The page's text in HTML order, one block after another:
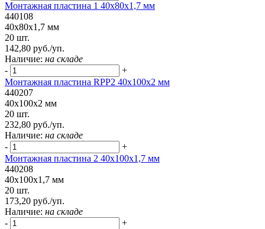
Монтажная пластина 1 40x80x1,7 мм
440108
40x80x1,7 мм
20 шт.
142,80 руб./уп.
Наличие: на складе
-
+
Монтажная пластина RPP2 40x100x2 мм
440207
40x100x2 мм
20 шт.
232,80 руб./уп.
Наличие: на складе
-
+
Монтажная пластина 2 40x100x1,7 мм
440208
40x100x1,7 мм
20 шт.
173,20 руб./уп.
Наличие: на складе
-
+